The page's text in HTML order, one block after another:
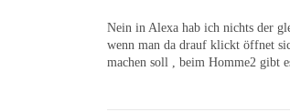
Nein in Alexa hab ich nichts der
wenn man da drauf klickt öffnet
machen soll , beim Homme2 gibt